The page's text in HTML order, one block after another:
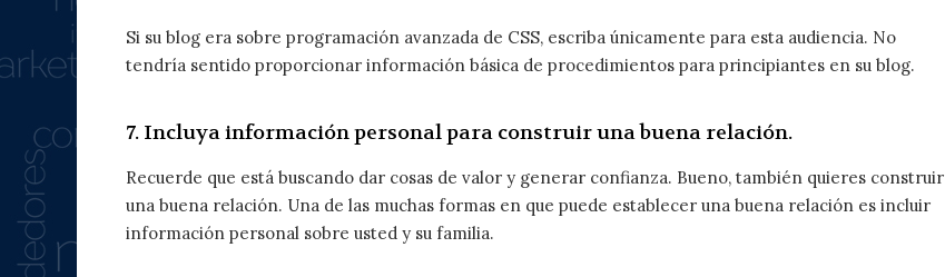
Si su blog era sobre programación avanzada de CSS, escriba únicamente para esta audiencia. No
tendría sentido proporcionar información básica de procedimientos para principiantes en su blog.
7. Incluya información personal para construir una buena relación.
Recuerde que está buscando dar cosas de valor y generar confianza. Bueno, también quieres construir
una buena relación. Una de las muchas formas en que puede establecer una buena relación es incluir
información personal sobre usted y su familia.